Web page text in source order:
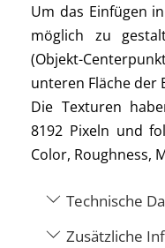
Um das Einfügen
möglich zu
(Objekt-
unteren Fläche der
Die Texturen
8192 Pixeln und
Color, Roughness,
Technische
Zusätzliche